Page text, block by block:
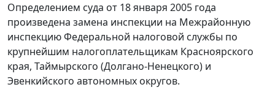
Определением суда от 18 января 2005 года
произведена замена инспекции на Межрайонную
инспекцию Федеральной налоговой службы по
крупнейшим налогоплательщикам Красноярского
края, Таймырского (Долгано-Ненецкого) и
Эвенкийского автономных округов.